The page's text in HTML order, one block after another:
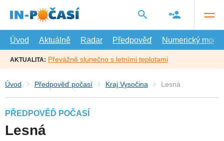
hlavní
Úvod
Aktuálně Radar Předpověď Numerický model
AKTUALITA: Převážně slunečno s letními teplotami
Úvod Předpověď počasí Kraj Vysočina Lesná
PŘEDPOVĚĎ POČASÍ
Lesná